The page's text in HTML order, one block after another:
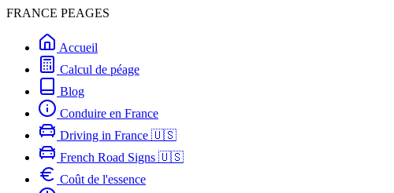
FRANCE PEAGES
Accueil
Calcul de péage
Blog
Conduire en France
Driving in France 🇺🇸
French Road Signs 🇺🇸
Coût de l'essence